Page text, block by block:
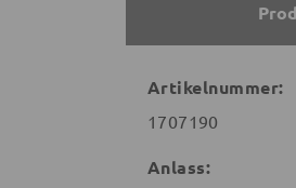
Artikelnummer:
1707190
Anlass: